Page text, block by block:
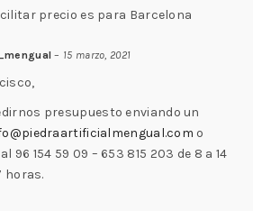
precio es para Barcelona
– 15 marzo, 2021
presupuesto enviando un
o
96 154 59 09 – 653 815 203 de 8 a 14
horas.